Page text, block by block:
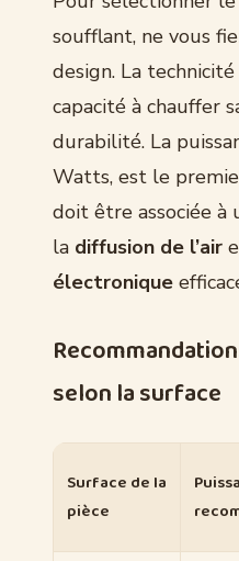
soufflant, ne vous
design. La
capacité à chauffer
durabilité. La
Watts, est le
doit être associée à
la diffusion de l’air
électronique
selon la surface
Surface de la
pièce